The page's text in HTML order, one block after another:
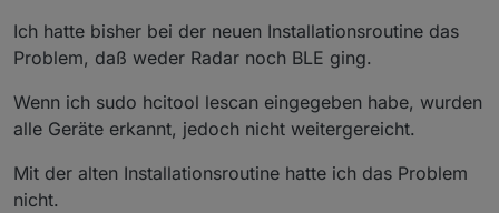
Ich hatte bisher bei der neuen Installationsroutine das
Problem, daß weder Radar noch BLE ging.
Wenn ich sudo hcitool lescan eingegeben habe, wurden
alle Geräte erkannt, jedoch nicht weitergereicht.
Mit der alten Installationsroutine hatte ich das Problem
nicht.